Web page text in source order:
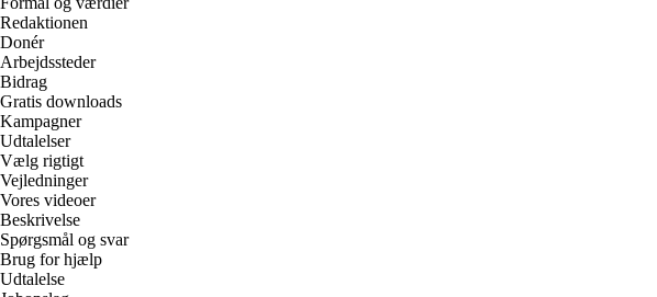
Redaktionen
Donér
Arbejdssteder
Bidrag
Gratis downloads
Kampagner
Udtalelser
Vælg rigtigt
Vejledninger
Vores videoer
Beskrivelse
Spørgsmål og svar
Brug for hjælp
Udtalelse